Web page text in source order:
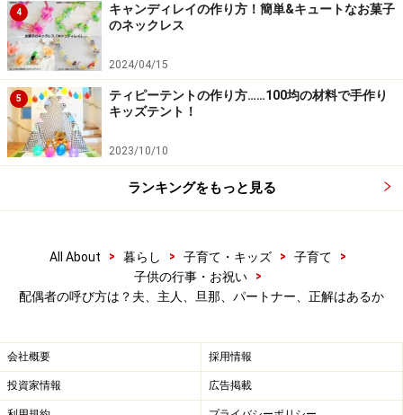
今話している相手の配偶者を何と呼ぶか
話している相手の配偶者を何と呼ぶかについては、今の
ところ、「ご主人」が一般的
ばに抵抗があっても、これに代わる
見つからないために、やむを得ず使っている人も多いの
なお、ご本人が「パートナー」など、上下関係を感じさ
せない呼び方をしている場合は、 「パートナーの方」と
相手に準じます 。「〇〇さん」と名前で呼ぶ方がスッキ
また、「〇〇さんのお宅では」「〇〇さんのご家族は」
など、あえて「夫」に該当することばを使わない方法も
4
キャンディレイの作り方！簡単&キュートなお菓子
のネックレス
2024/04/15
5
ティピーテントの作り方……100均の材料で手作り
キッズテント！
2023/10/10
ランキングをもっと見る
All About > 暮らし > 子育て・キッズ > 子育て
>
子供の行事・お祝い
>
配偶者の呼び方は？夫、主人、旦那、パートナー、正解はあるか
会社概要 採用情報
投資家情報 広告掲載